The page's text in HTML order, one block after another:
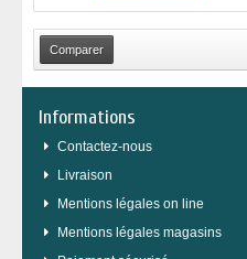
Informations
Contactez-nous
Livraison
Mentions légales on line
Mentions légales magasins